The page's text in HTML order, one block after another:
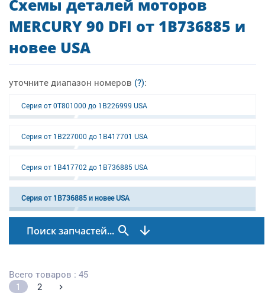
Схемы деталей моторов
MERCURY 90 DFI от 1B736885 и
новее USA
уточните диапазон номеров (?):
Серия от 0T801000 до 1B226999 USA
Серия от 1B227000 до 1B417701 USA
Серия от 1B417702 до 1B736885 USA
Серия от 1B736885 и новее USA
Поиск запчастей...
Всего товаров : 45
1
2